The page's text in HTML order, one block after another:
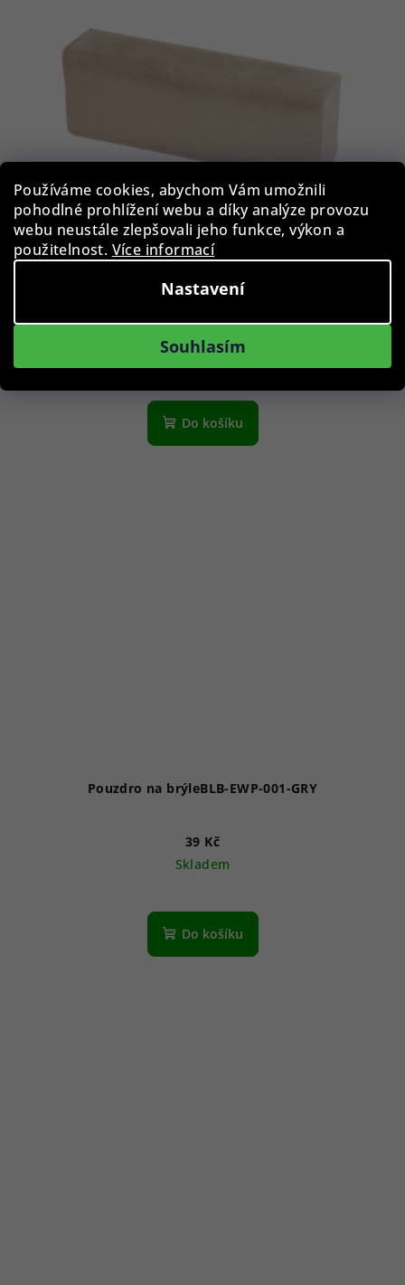
Používáme cookies, abychom Vám umožnili
pohodlné prohlížení webu a díky analýze provozu
webu neustále zlepšovali jeho funkce, výkon a
použitelnost. Více informací
Nastavení
Souhlasím
189 Kč
Skladem
Do košíku
Pouzdro na brýleBLB-EWP-001-GRY
39 Kč
Skladem
Do košíku